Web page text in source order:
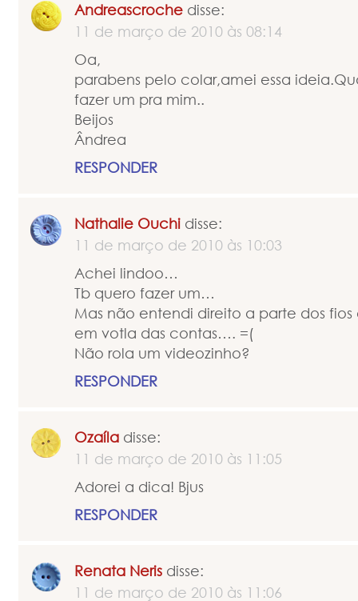
Andreascroche disse:
11 de março de 2010 às 08:14
Oa,
parabens pelo colar,amei essa
fazer um pra mim..
Beijos
Ândrea
RESPONDER
Nathalie Ouchi disse:
11 de março de 2010 às 10:03
Achei lindoo…
Tb quero fazer um…
Mas não entendi direito a parte dos
em votla das contas…. =(
Não rola um videozinho?
RESPONDER
Ozaíla disse:
11 de março de 2010 às 11:05
Adorei a dica! Bjus
RESPONDER
Renata Neris disse:
11 de março de 2010 às 11:06